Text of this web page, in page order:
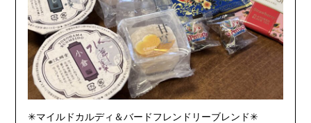
✳︎マイルドカルディ＆バードフレンドリーブレンド✳︎